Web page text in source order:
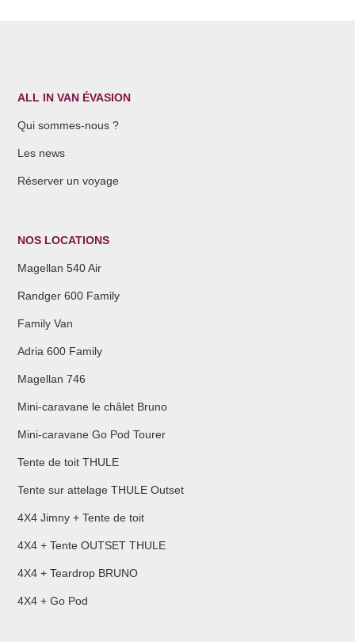
ALL IN VAN ÉVASION
Qui sommes-nous ?
Les news
Réserver un voyage
NOS LOCATIONS
Magellan 540 Air
Randger 600 Family
Family Van
Adria 600 Family
Magellan 746
Mini-caravane le châlet Bruno
Mini-caravane Go Pod Tourer
Tente de toit THULE
Tente sur attelage THULE Outset
4X4 Jimny + Tente de toit
4X4 + Tente OUTSET THULE
4X4 + Teardrop BRUNO
4X4 + Go Pod